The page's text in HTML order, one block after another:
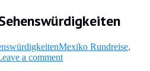
Mexiko Rundreise,
a comment